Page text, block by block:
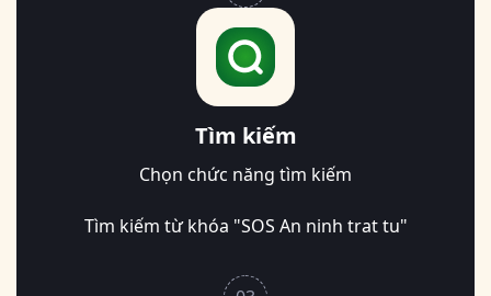
Tìm kiếm
Chọn chức năng tìm kiếm
Tìm kiếm từ khóa "SOS An ninh trat tu"